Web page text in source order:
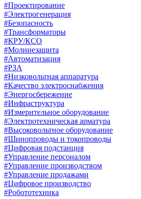
#Проектирование
#Электрогенерация
#Безопасность
#Трансформаторы
#КРУ/КСО
#Молниезащита
#Автоматизация
#РЗА
#Низковольтная аппаратура
#Качество электроснабжения
#Энергосбережение
#Инфраструктура
#Измерительное оборудование
#Электротехническая арматура
#Высоковольтное оборудование
#Шинопроводы и токопроводы
#Цифровая подстанция
#Управление персоналом
#Управление производством
#Управление продажами
#Цифровое производство
#Робототехника